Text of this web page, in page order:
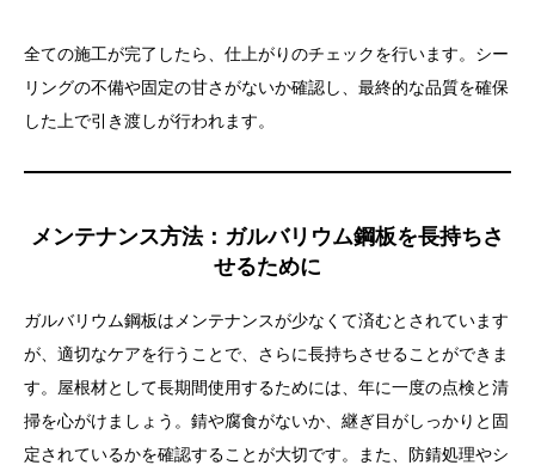
全ての施工が完了したら、仕上がりのチェックを行います。シー
リングの不備や固定の甘さがないか確認し、最終的な品質を確保
した上で引き渡しが行われます。
メンテナンス方法：ガルバリウム鋼板を長持ちさ
せるために
ガルバリウム鋼板はメンテナンスが少なくて済むとされています
が、適切なケアを行うことで、さらに長持ちさせることができま
す。屋根材として長期間使用するためには、年に一度の点検と清
掃を心がけましょう。錆や腐食がないか、継ぎ目がしっかりと固
定されているかを確認することが大切です。また、防錆処理やシ